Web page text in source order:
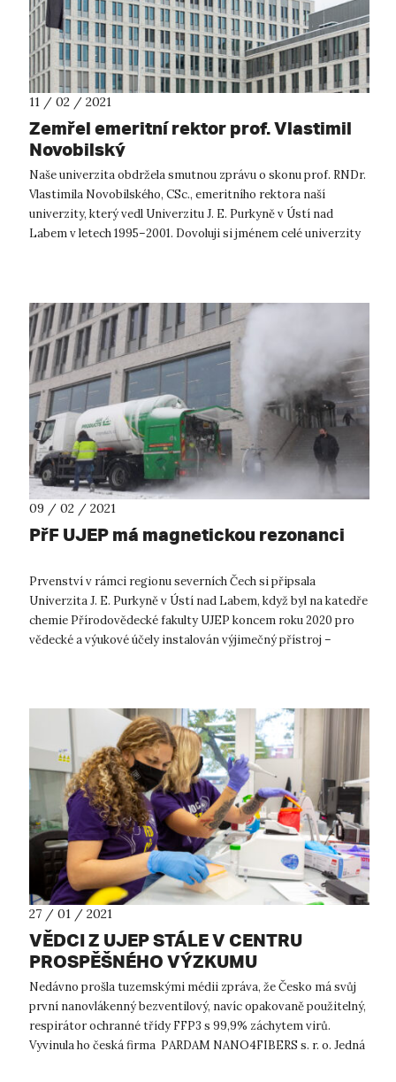
11 / 02 / 2021
Zemřel emeritní rektor prof. Vlastimil
Novobilský
Naše univerzita obdržela smutnou zprávu o skonu prof. RNDr.
Vlastimila Novobilského, CSc., emeritního rektora naší
univerzity, který vedl Univerzitu J. E. Purkyně v Ústí nad
Labem v letech 1995–2001. Dovoluji si jménem celé univerzity
09 / 02 / 2021
PřF UJEP má magnetickou rezonanci
Prvenství v rámci regionu severních Čech si připsala
Univerzita J. E. Purkyně v Ústí nad Labem, když byl na katedře
chemie Přírodovědecké fakulty UJEP koncem roku 2020 pro
vědecké a výukové účely instalován výjimečný přístroj –
27 / 01 / 2021
VĚDCI Z UJEP STÁLE V CENTRU
PROSPĚŠNÉHO VÝZKUMU
Nedávno prošla tuzemskými médii zpráva, že Česko má svůj
první nanovlákenný bezventilový, navíc opakovaně použitelný,
respirátor ochranné třídy FFP3 s 99,9% záchytem virů.
Vyvinula ho česká firma PARDAM NANO4FIBERS s. r. o. Jedná